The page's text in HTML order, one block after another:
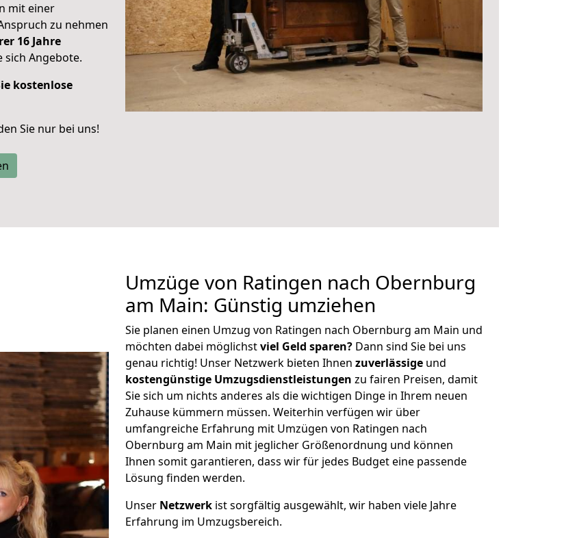
mit einer
zu nehmen
16 Jahre
sich Angebote.
kostenlose
Sie nur bei uns!
Umzüge von Ratingen nach Obernburg
am Main: Günstig umziehen
Sie planen einen Umzug von Ratingen nach Obernburg am Main und
möchten dabei möglichstviel Geld sparen? Dann sind Sie bei uns
genau richtig! Unser Netzwerk bieten Ihnen zuverlässige und
kostengünstige Umzugsdienstleistungen zu fairen Preisen, damit
Sie sich um nichts anderes als die wichtigen Dinge in Ihrem neuen
Zuhause kümmern müssen. Weiterhin verfügen wir über
umfangreiche Erfahrung mit Umzügen von Ratingen nach
Obernburg am Main mit jeglicher Größenordnung und können
Ihnen somit garantieren, dass wir für jedes Budget eine passende
Lösung finden werden.
Unser Netzwerk ist sorgfältig ausgewählt, wir haben viele Jahre
Erfahrung im Umzugsbereich.